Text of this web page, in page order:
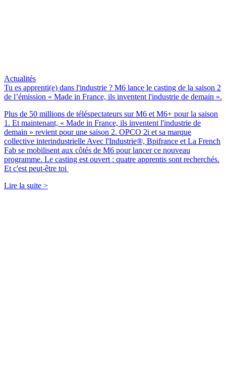
Actualités
Tu es apprenti(e) dans l'industrie ? M6 lance le casting de la saison 2
de l’émission « Made in France, ils inventent l'industrie de demain ».
Plus de 50 millions de téléspectateurs sur M6 et M6+ pour la saison
1. Et maintenant, « Made in France, ils inventent l'industrie de
demain » revient pour une saison 2. OPCO 2i et sa marque
collective interindustrielle Avec l'Industrie®, Bpifrance et La French
Fab se mobilisent aux côtés de M6 pour lancer ce nouveau
programme. Le casting est ouvert : quatre apprentis sont recherchés.
Et c'est peut-être toi
Lire la suite >